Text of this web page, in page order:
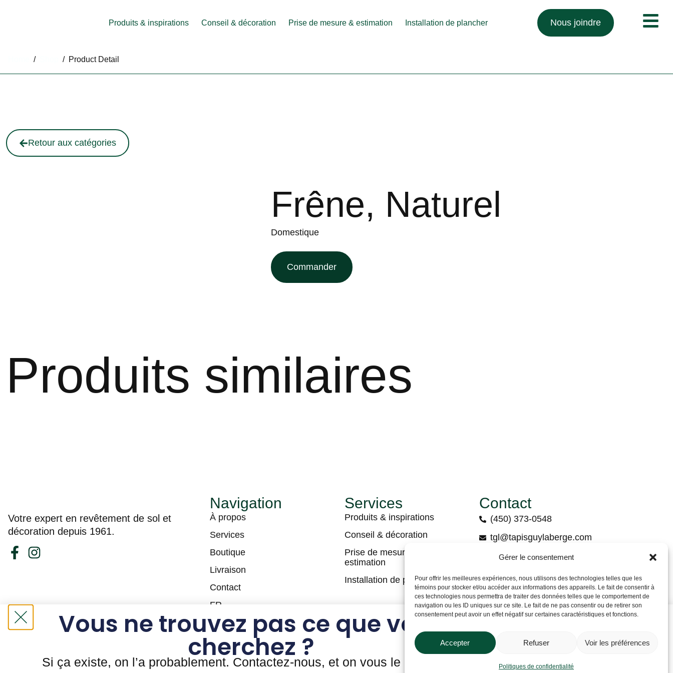
Gérer le consentement
Pour offrir les meilleures expériences, nous utilisons des technologies telles que les
témoins pour stocker et/ou accéder aux informations des appareils. Le fait de consentir à
ces technologies nous permettra de traiter des données telles que le comportement de
navigation ou les ID uniques sur ce site. Le fait de ne pas consentir ou de retirer son
consentement peut avoir un effet négatif sur certaines caractéristiques et fonctions.
Accepter Refuser Voir les préférences
Politiques de confidentialité
Produits & inspirations Conseil & décoration Prise de mesure & estimation Installation de plancher Nous joindre
/ / Product Detail
Retour aux catégories
Frêne, Naturel
Domestique
Commander
Produits similaires
Votre expert en revêtement de sol et
décoration depuis 1961.
Navigation
À propos
Services
Boutique
Livraison
Contact
FR
Services
Produits & inspirations
Conseil & décoration
Prise de mesures &
estimation
Installation de plancher
Contact
(450) 373-0548
tgl@tapisguylaberge.com
3275 Bd Monseigneur-Langlois, Salaberry-
Tapis Guy Laberge © Site Web parSolutions M.
Vous ne trouvez pas ce que vous
cherchez ?
Si ça existe, on l’a probablement. Contactez-nous, et on vous le prouvera !
Contactez-nous